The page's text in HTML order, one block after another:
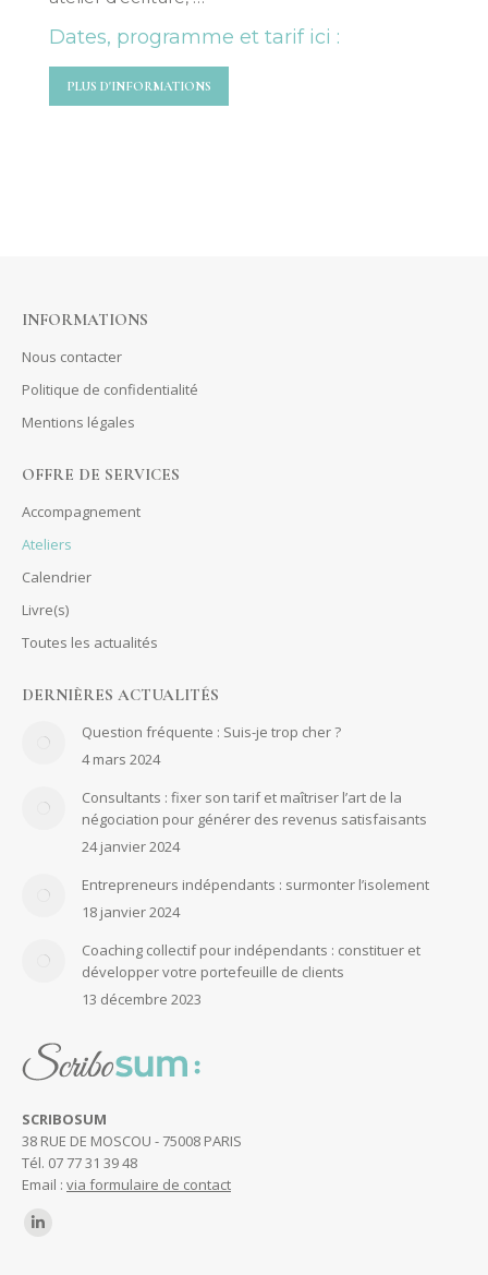
Dates, programme et tarif ici :
PLUS D'INFORMATIONS
INFORMATIONS
Nous contacter
Politique de confidentialité
Mentions légales
OFFRE DE SERVICES
Accompagnement
Ateliers
Calendrier
Livre(s)
Toutes les actualités
DERNIÈRES ACTUALITÉS
Question fréquente : Suis-je trop cher ?
4 mars 2024
Consultants : fixer son tarif et maîtriser l’art de la
négociation pour générer des revenus satisfaisants
24 janvier 2024
Entrepreneurs indépendants : surmonter l’isolement
18 janvier 2024
Coaching collectif pour indépendants : constituer et
développer votre portefeuille de clients
13 décembre 2023
SCRIBOSUM
38 RUE DE MOSCOU - 75008 PARIS
Tél. 07 77 31 39 48
Email : via formulaire de contact
Trouvez nous sur :